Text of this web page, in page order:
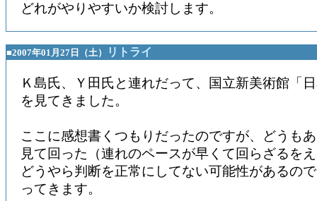
どれがやりやすいか検討します。
■2007年01月27日（土） リトライ
Ｋ島氏、Ｙ田氏と連れだって、国立新美術館「
を見てきました。
ここに感想書くつもりだったのですが、どうも
見て回った（連れのペースが早くて回らざるを
どうやら判断を正常にしてない可能性があるの
ってきます。